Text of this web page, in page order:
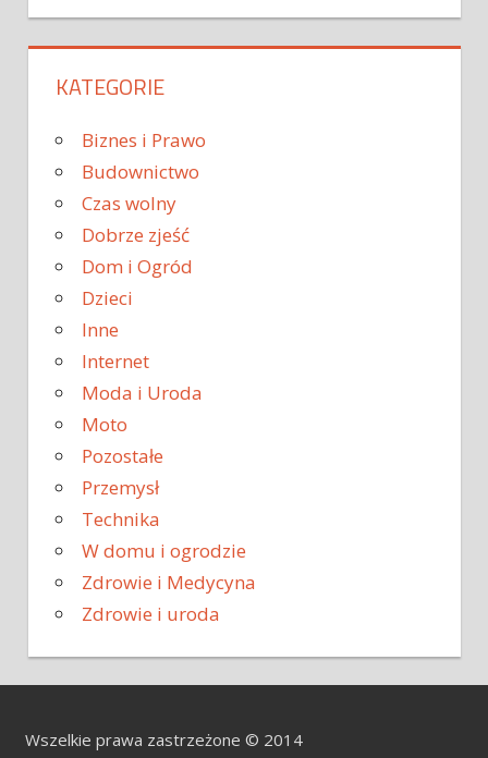
KATEGORIE
Biznes i Prawo
Budownictwo
Czas wolny
Dobrze zjeść
Dom i Ogród
Dzieci
Inne
Internet
Moda i Uroda
Moto
Pozostałe
Przemysł
Technika
W domu i ogrodzie
Zdrowie i Medycyna
Zdrowie i uroda
Wszelkie prawa zastrzeżone © 2014